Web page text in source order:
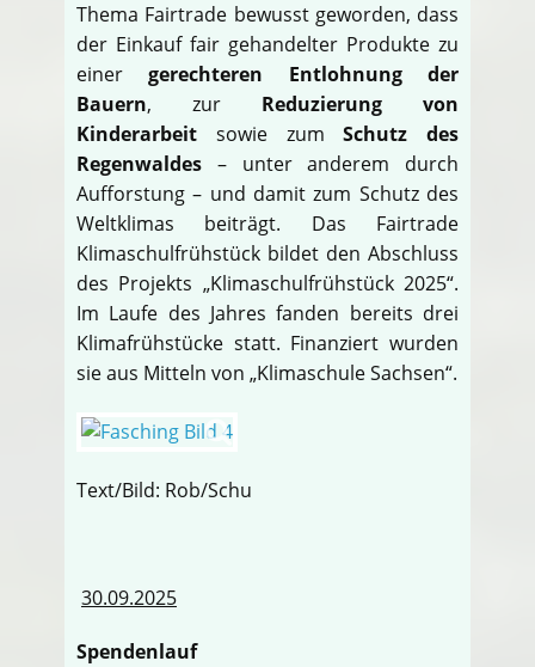
Thema Fairtrade bewusst geworden, dass
der Einkauf fair gehandelter Produkte zu
einergerechteren Entlohnung der
Bauern, zur Reduzierung von
Kinderarbeit sowie zumSchutz des
Regenwaldes – unter anderem durch
Aufforstung – und damit zum Schutz des
Weltklimas beiträgt. Das Fairtrade
Klimaschulfrühstück bildet den Abschluss
des Projekts „Klimaschulfrühstück 2025“.
Im Laufe des Jahres fanden bereits drei
Klimafrühstücke statt. Finanziert wurden
sie aus Mitteln von „Klimaschule Sachsen“.
Text/Bild: Rob/Schu
30.09.2025
Spendenlauf